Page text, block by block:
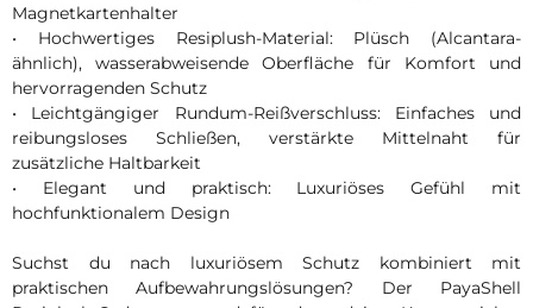
Magnetkartenhalter
• Hochwertiges Resiplush-Material: Plüsch (Alcantara-
ähnlich), wasserabweisende Oberfläche für Komfort und
hervorragenden Schutz
• Leichtgängiger Rundum-Reißverschluss: Einfaches und
reibungsloses Schließen, verstärkte Mittelnaht für
zusätzliche Haltbarkeit
• Elegant und praktisch: Luxuriöses Gefühl mit
hochfunktionalem Design
Suchst du nach luxuriösem Schutz kombiniert mit
praktischen Aufbewahrungslösungen? Der PayaShell